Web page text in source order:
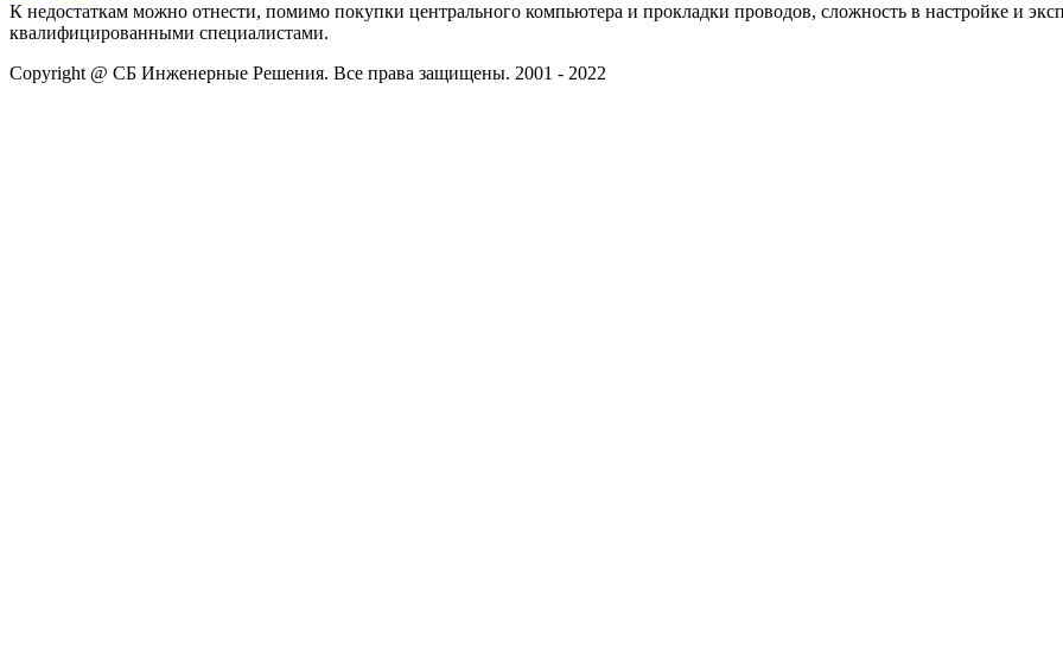
К недостаткам можно отнести, помимо покупки центрального компьютера и прокладки проводов, сложность в настройке и
квалифицированными специалистами.
Copyright @ СБ Инженерные Решения. Все права защищены. 2001 - 2022